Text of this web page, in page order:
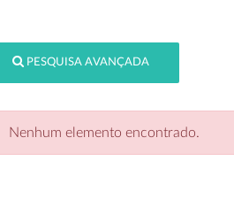
PESQUISA AVANÇADA
Nenhum elemento encontrado.